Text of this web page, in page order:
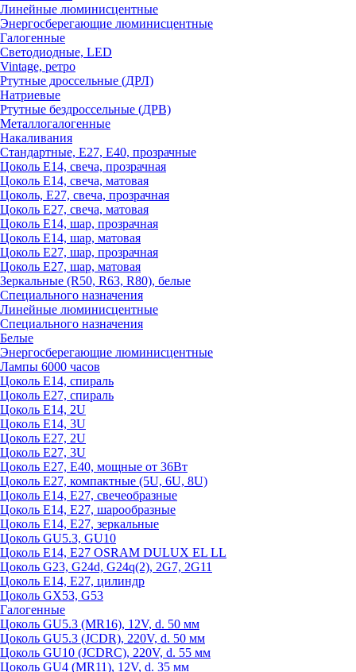
Линейные люминисцентные
Энергосберегающие люминисцентные
Галогенные
Светодиодные, LED
Vintage, ретро
Ртутные дроссельные (ДРЛ)
Натриевые
Ртутные бездроссельные (ДРВ)
Металлогалогенные
Накаливания
Стандартные, Е27, Е40, прозрачные
Цоколь Е14, свеча, прозрачная
Цоколь Е14, свеча, матовая
Цоколь, Е27, свеча, прозрачная
Цоколь Е27, свеча, матовая
Цоколь Е14, шар, прозрачная
Цоколь Е14, шар, матовая
Цоколь Е27, шар, прозрачная
Цоколь Е27, шар, матовая
Зеркальные (R50, R63, R80), белые
Специального назначения
Линейные люминисцентные
Специального назначения
Белые
Энергосберегающие люминисцентные
Лампы 6000 часов
Цоколь Е14, спираль
Цоколь Е27, спираль
Цоколь Е14, 2U
Цоколь Е14, 3U
Цоколь Е27, 2U
Цоколь Е27, 3U
Цоколь Е27, Е40, мощные от 36Вт
Цоколь Е27, компактные (5U, 6U, 8U)
Цоколь Е14, Е27, свечеобразные
Цоколь Е14, Е27, шарообразные
Цоколь Е14, Е27, зеркальные
Цоколь GU5.3, GU10
Цоколь Е14, Е27 OSRAM DULUX EL LL
Цоколь G23, G24d, G24q(2), 2G7, 2G11
Цоколь Е14, Е27, цилиндр
Цоколь GX53, G53
Галогенные
Цоколь GU5.3 (MR16), 12V, d. 50 мм
Цоколь GU5.3 (JCDR), 220V, d. 50 мм
Цоколь GU10 (JCDRC), 220V, d. 55 мм
Цоколь GU4 (MR11), 12V, d. 35 мм